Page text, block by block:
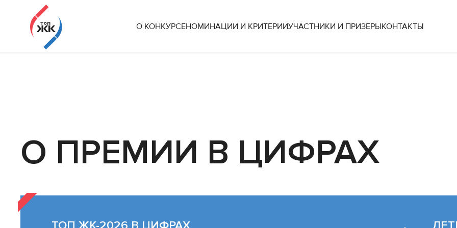
О КОНКУРСЕНОМИНАЦИИ И КРИТЕРИИУЧАСТНИКИ И ПРИЗЕРЫКОНТАКТЫ
Бесплатное участие
Организаторы: РСПП¹, ТПП РФ², НОЗА³
Оператор конкурса: экосистема для девелоперов ЕРЗ
О ПРЕМИИ В ЦИФРАХ